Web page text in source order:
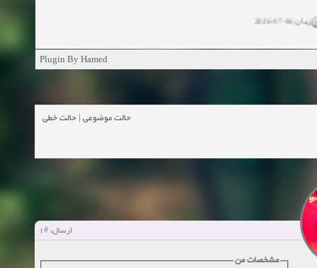
زمان:10-28-2024
زمان:10-21-2024
زمان:10-13-2024
Plugin By Hamed
حالت موضوعی حالت خطی
ارسال: #1
مشخصات من